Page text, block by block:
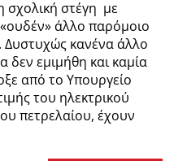
σχολική στέγη με
άλλο παρόμοιο
Δυστυχώς κανένα άλλο
δεν εμιμήθη και καμία
από το Υπουργείο
του ηλεκτρικού
πετρελαίου, έχουν